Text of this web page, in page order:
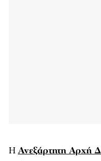
ΗΑνεξάρτητη Αρχή